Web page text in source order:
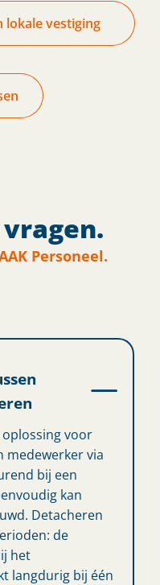
lokale vestiging
Personeel.
voor
medewerker via
bij een
kan
Detacheren
de
het
langdurig bij één